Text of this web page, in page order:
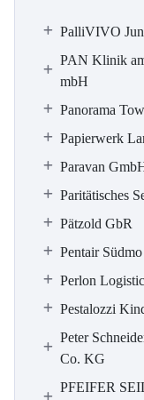
PalliVIVO
PAN Klinik
mbH
Panorama
Papierwerk
Paravan
Paritätisches
Pätzold GbR
Pentair
Perlon
Pestalozzi
Peter
Co. KG
PFEIFER